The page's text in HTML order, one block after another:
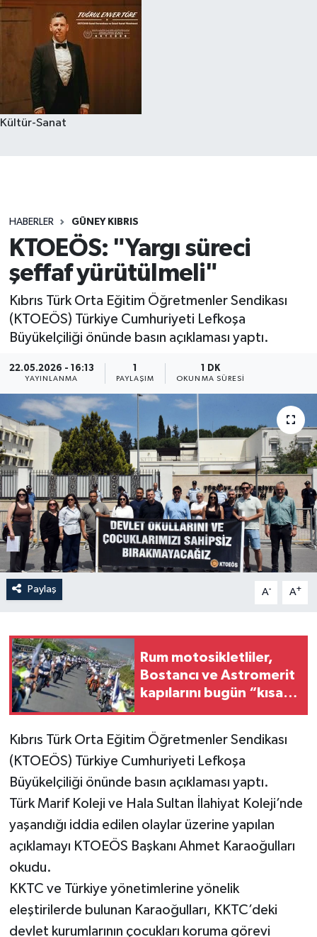
Kültür-Sanat
HABERLER GÜNEY KIBRIS
KTOEÖS: "Yargı süreci
şeffaf yürütülmeli"
Kıbrıs Türk Orta Eğitim Öğretmenler Sendikası
(KTOEÖS) Türkiye Cumhuriyeti Lefkoşa
Büyükelçiliği önünde basın açıklaması yaptı.
22.05.2026 - 16:13
YAYINLANMA
1
PAYLAŞIM
1 DK
OKUNMA SÜRESI
Paylaş A- A+
Rum motosikletliler,
Bostancı ve Astromerit
kapılarını bugün “kısa
Kıbrıs Türk Orta Eğitim Öğretmenler Sendikası
(KTOEÖS) Türkiye Cumhuriyeti Lefkoşa
Büyükelçiliği önünde basın açıklaması yaptı.
Türk Marif Koleji ve Hala Sultan İlahiyat Koleji’nde
yaşandığı iddia edilen olaylar üzerine yapılan
açıklamayı KTOEÖS Başkanı Ahmet Karaoğulları
okudu.
KKTC ve Türkiye yönetimlerine yönelik
eleştirilerde bulunan Karaoğulları, KKTC’deki
devlet kurumlarının çocukları koruma görevi